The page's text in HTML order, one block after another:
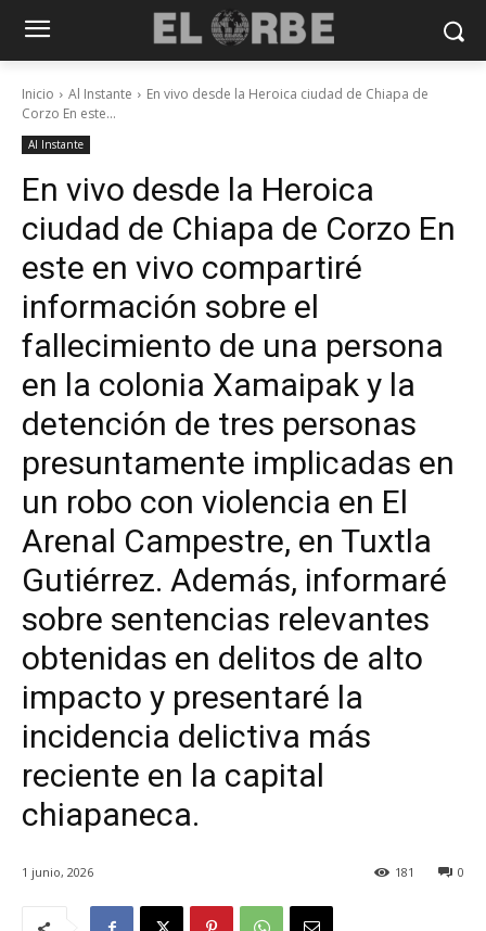
Inicio Al Instante
En vivo desde la Heroica ciudad de Chiapa de
Corzo En este...
Al Instante
En vivo desde la Heroica
ciudad de Chiapa de Corzo En
este en vivo compartiré
información sobre el
fallecimiento de una persona
en la colonia Xamaipak y la
detención de tres personas
presuntamente implicadas en
un robo con violencia en El
Arenal Campestre, en Tuxtla
Gutiérrez. Además, informaré
sobre sentencias relevantes
obtenidas en delitos de alto
impacto y presentaré la
incidencia delictiva más
reciente en la capital
chiapaneca.
1 junio, 2026 0
181